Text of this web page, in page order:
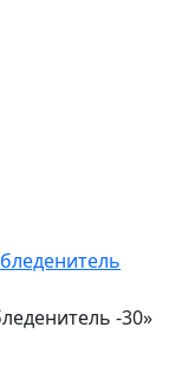
-30»